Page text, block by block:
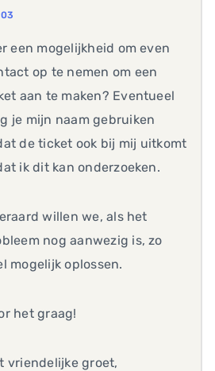
een mogelijkheid om even
op te nemen om een
aan te maken? Eventueel
je mijn naam gebruiken
de ticket ook bij mij uitkomt
ik dit kan onderzoeken.
willen we, als het
nog aanwezig is, zo
mogelijk oplossen.
het graag!
vriendelijke groet,